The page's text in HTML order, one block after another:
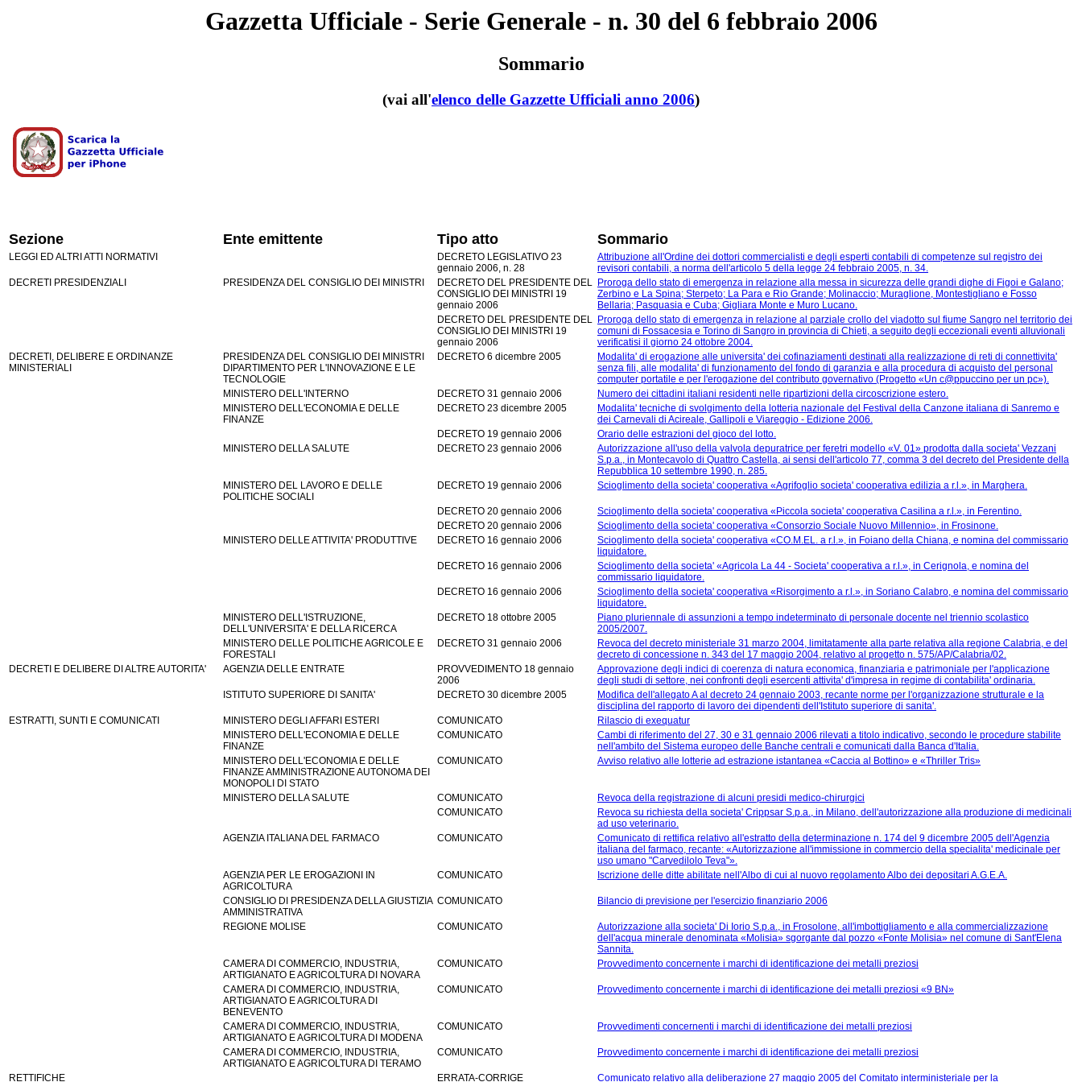
Gazzetta Ufficiale - Serie Generale - n. 30 del 6 febbraio 2006
Sommario
(vai all'elenco delle Gazzette Ufficiali anno 2006)
Sezione Ente emittente Tipo atto Sommario
LEGGI ED ALTRI ATTI NORMATIVI
DECRETO LEGISLATIVO 23
gennaio 2006, n. 28
Attribuzione all'Ordine dei dottori commercialisti e degli esperti contabili di competenze sul registro dei
revisori contabili, a norma dell'articolo 5 della legge 24 febbraio 2005, n. 34.
DECRETI PRESIDENZIALI
PRESIDENZA DEL CONSIGLIO DEI MINISTRI
DECRETO DEL PRESIDENTE DEL
CONSIGLIO DEI MINISTRI 19
gennaio 2006
Proroga dello stato di emergenza in relazione alla messa in sicurezza delle grandi dighe di Figoi e Galano;
Zerbino e La Spina; Sterpeto; La Para e Rio Grande; Molinaccio; Muraglione, Montestigliano e Fosso
Bellaria; Pasquasia e Cuba; Gigliara Monte e Muro Lucano.
DECRETO DEL PRESIDENTE DEL
CONSIGLIO DEI MINISTRI 19
gennaio 2006
Proroga dello stato di emergenza in relazione al parziale crollo del viadotto sul fiume Sangro nel territorio dei
comuni di Fossacesia e Torino di Sangro in provincia di Chieti, a seguito degli eccezionali eventi alluvionali
verificatisi il giorno 24 ottobre 2004.
DECRETI, DELIBERE E ORDINANZE
MINISTERIALI
PRESIDENZA DEL CONSIGLIO DEI MINISTRI
DIPARTIMENTO PER L'INNOVAZIONE E LE
TECNOLOGIE
DECRETO 6 dicembre 2005
Modalita' di erogazione alle universita' dei cofinaziamenti destinati alla realizzazione di reti di connettivita'
senza fili, alle modalita' di funzionamento del fondo di garanzia e alla procedura di acquisto del personal
computer portatile e per l'erogazione del contributo governativo (Progetto «Un c@ppuccino per un pc»).
MINISTERO DELL'INTERNO
DECRETO 31 gennaio 2006
Numero dei cittadini italiani residenti nelle ripartizioni della circoscrizione estero.
MINISTERO DELL'ECONOMIA E DELLE
FINANZE
DECRETO 23 dicembre 2005
Modalita' tecniche di svolgimento della lotteria nazionale del Festival della Canzone italiana di Sanremo e
dei Carnevali di Acireale, Gallipoli e Viareggio - Edizione 2006.
DECRETO 19 gennaio 2006
Orario delle estrazioni del gioco del lotto.
MINISTERO DELLA SALUTE
DECRETO 23 gennaio 2006
Autorizzazione all'uso della valvola depuratrice per feretri modello «V. 01» prodotta dalla societa' Vezzani
S.p.a., in Montecavolo di Quattro Castella, ai sensi dell'articolo 77, comma 3 del decreto del Presidente della
Repubblica 10 settembre 1990, n. 285.
MINISTERO DEL LAVORO E DELLE
POLITICHE SOCIALI
DECRETO 19 gennaio 2006 Scioglimento della societa' cooperativa «Agrifoglio societa' cooperativa edilizia a r.l.», in Marghera.
DECRETO 20 gennaio 2006
Scioglimento della societa' cooperativa «Piccola societa' cooperativa Casilina a r.l.», in Ferentino.
DECRETO 20 gennaio 2006
Scioglimento della societa' cooperativa «Consorzio Sociale Nuovo Millennio», in Frosinone.
MINISTERO DELLE ATTIVITA' PRODUTTIVE
DECRETO 16 gennaio 2006
Scioglimento della societa' cooperativa «CO.M.EL. a r.l.», in Foiano della Chiana, e nomina del commissario
liquidatore.
DECRETO 16 gennaio 2006
Scioglimento della societa' «Agricola La 44 - Societa' cooperativa a r.l.», in Cerignola, e nomina del
commissario liquidatore.
DECRETO 16 gennaio 2006
Scioglimento della societa' cooperativa «Risorgimento a r.l.», in Soriano Calabro, e nomina del commissario
liquidatore.
MINISTERO DELL'ISTRUZIONE,
DELL'UNIVERSITA' E DELLA RICERCA
DECRETO 18 ottobre 2005
Piano pluriennale di assunzioni a tempo indeterminato di personale docente nel triennio scolastico
2005/2007.
MINISTERO DELLE POLITICHE AGRICOLE E
FORESTALI
DECRETO 31 gennaio 2006
Revoca del decreto ministeriale 31 marzo 2004, limitatamente alla parte relativa alla regione Calabria, e del
decreto di concessione n. 343 del 17 maggio 2004, relativo al progetto n. 575/AP/Calabria/02.
DECRETI E DELIBERE DI ALTRE AUTORITA'
AGENZIA DELLE ENTRATE
PROVVEDIMENTO 18 gennaio
2006
Approvazione degli indici di coerenza di natura economica, finanziaria e patrimoniale per l'applicazione
degli studi di settore, nei confronti degli esercenti attivita' d'impresa in regime di contabilita' ordinaria.
ISTITUTO SUPERIORE DI SANITA'
DECRETO 30 dicembre 2005
Modifica dell'allegato A al decreto 24 gennaio 2003, recante norme per l'organizzazione strutturale e la
disciplina del rapporto di lavoro dei dipendenti dell'Istituto superiore di sanita'.
ESTRATTI, SUNTI E COMUNICATI
MINISTERO DEGLI AFFARI ESTERI COMUNICATO
Rilascio di exequatur
MINISTERO DELL'ECONOMIA E DELLE
FINANZE
COMUNICATO
Cambi di riferimento del 27, 30 e 31 gennaio 2006 rilevati a titolo indicativo, secondo le procedure stabilite
nell'ambito del Sistema europeo delle Banche centrali e comunicati dalla Banca d'Italia.
MINISTERO DELL'ECONOMIA E DELLE
FINANZE AMMINISTRAZIONE AUTONOMA DEI
MONOPOLI DI STATO
COMUNICATO Avviso relativo alle lotterie ad estrazione istantanea «Caccia al Bottino» e «Thriller Tris»
MINISTERO DELLA SALUTE COMUNICATO
Revoca della registrazione di alcuni presidi medico-chirurgici
COMUNICATO
Revoca su richiesta della societa' Crippsar S.p.a., in Milano, dell'autorizzazione alla produzione di medicinali
ad uso veterinario.
AGENZIA ITALIANA DEL FARMACO
COMUNICATO
Comunicato di rettifica relativo all'estratto della determinazione n. 174 del 9 dicembre 2005 dell'Agenzia
italiana del farmaco, recante: «Autorizzazione all'immissione in commercio della specialita' medicinale per
uso umano "Carvedilolo Teva"».
AGENZIA PER LE EROGAZIONI IN
AGRICOLTURA
COMUNICATO Iscrizione delle ditte abilitate nell'Albo di cui al nuovo regolamento Albo dei depositari A.G.E.A.
CONSIGLIO DI PRESIDENZA DELLA GIUSTIZIA
AMMINISTRATIVA
COMUNICATO Bilancio di previsione per l'esercizio finanziario 2006
REGIONE MOLISE COMUNICATO
Autorizzazione alla societa' Di Iorio S.p.a., in Frosolone, all'imbottigliamento e alla commercializzazione
dell'acqua minerale denominata «Molisia» sgorgante dal pozzo «Fonte Molisia» nel comune di Sant'Elena
Sannita.
CAMERA DI COMMERCIO, INDUSTRIA,
ARTIGIANATO E AGRICOLTURA DI NOVARA
COMUNICATO Provvedimento concernente i marchi di identificazione dei metalli preziosi
CAMERA DI COMMERCIO, INDUSTRIA,
ARTIGIANATO E AGRICOLTURA DI
BENEVENTO
COMUNICATO Provvedimento concernente i marchi di identificazione dei metalli preziosi «9 BN»
CAMERA DI COMMERCIO, INDUSTRIA,
ARTIGIANATO E AGRICOLTURA DI MODENA
COMUNICATO Provvedimenti concernenti i marchi di identificazione dei metalli preziosi
CAMERA DI COMMERCIO, INDUSTRIA,
ARTIGIANATO E AGRICOLTURA DI TERAMO
COMUNICATO Provvedimento concernente i marchi di identificazione dei metalli preziosi
RETTIFICHE ERRATA-CORRIGE Comunicato relativo alla deliberazione 27 maggio 2005 del Comitato interministeriale per la